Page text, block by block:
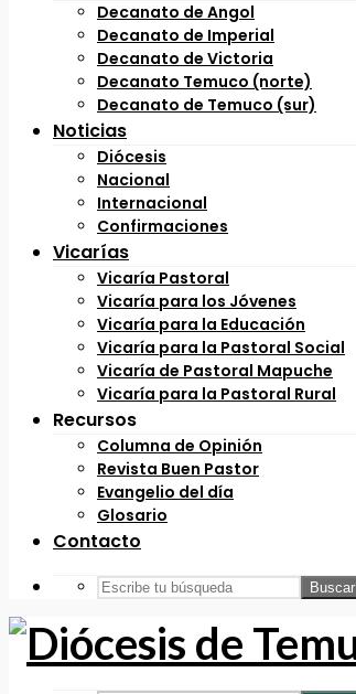
Decanato de Angol
Decanato de Imperial
Decanato de Victoria
Decanato Temuco (norte)
Decanato de Temuco (sur)
Noticias
Diócesis
Nacional
Internacional
Confirmaciones
Vicarías
Vicaría Pastoral
Vicaría para los Jóvenes
Vicaría para la Educación
Vicaría para la Pastoral Social
Vicaría de Pastoral Mapuche
Vicaría para la Pastoral Rural
Recursos
Columna de Opinión
Revista Buen Pastor
Evangelio del día
Glosario
Contacto
Buscar